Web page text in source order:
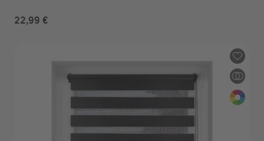
22,99 €